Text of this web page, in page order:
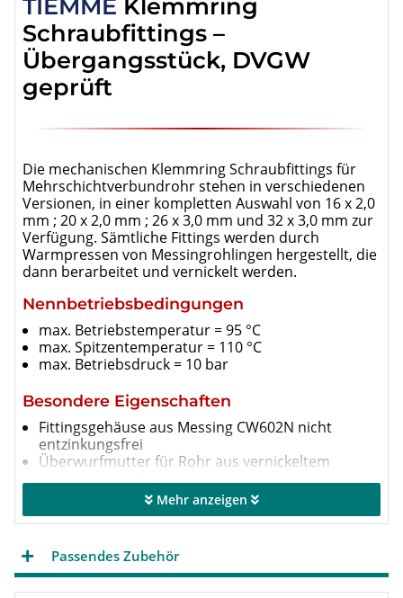
TIEMME Klemmring
Schraubfittings –
Übergangsstück, DVGW
geprüft
Die mechanischen Klemmring Schraubfittings für
Mehrschichtverbundrohr stehen in verschiedenen
Versionen, in einer kompletten Auswahl von 16 x 2,0
mm ; 20 x 2,0 mm ; 26 x 3,0 mm und 32 x 3,0 mm zur
Verfügung. Sämtliche Fittings werden durch
Warmpressen von Messingrohlingen hergestellt, die
dann berarbeitet und vernickelt werden.
Nennbetriebsbedingungen
max. Betriebstemperatur = 95 °C
max. Spitzentemperatur = 110 °C
max. Betriebsdruck = 10 bar
Besondere Eigenschaften
Fittingsgehäuse aus Messing CW602N nicht
entzinkungsfrei
Überwurfmutter für Rohr aus vernickeltem
Messing CW617N
Nichtleitender Ring aus P.T.F.E
O-Ringe aus E.P.D.M. Lebensmittelecht
UBA Konform "Hygienisch geeigneter metallischer
Werkstoff"
Wichtig für die Installation
Mehr anzeigen
Passendes Zubehör